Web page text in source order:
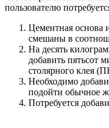
пользователю
Цементная основа
смешаны в
На десять
добавить пятьсот
столярного клея
Необходимо
подойти обычное
Потребуется